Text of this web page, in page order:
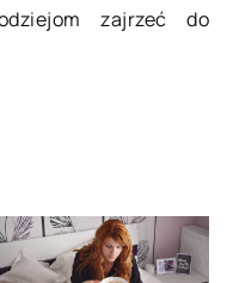
zajrzeć do